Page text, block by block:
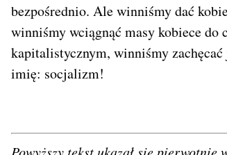
bezpośrednio. Ale winniśmy dać
winniśmy wciągnąć masy kobiece
kapitalistycznym, winniśmy
imię: socjalizm!
Powyższy tekst ukazał się